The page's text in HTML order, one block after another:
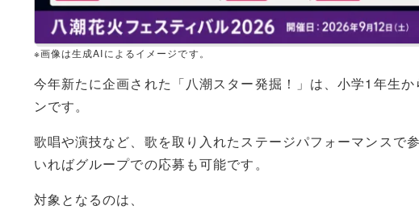
※画像は生成AIによるイメージです。
今年新たに企画された「八潮スター発掘！」は、小学1年生
ンです。
歌唱や演技など、歌を取り入れたステージパフォーマンスで
いればグループでの応募も可能です。
対象となるのは、